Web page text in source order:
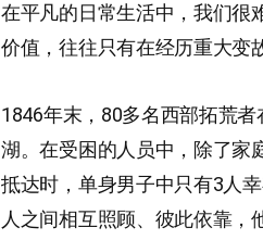
在平凡的日常生活中，我们很
价值，往往只有在经历重大变
1846年末，80多名西部拓荒
湖。在受困的人员中，除了家
抵达时，单身男子中只有3人
人之间相互照顾、彼此依靠，